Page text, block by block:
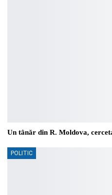
Un tânăr din R. Moldova,
POLITIC